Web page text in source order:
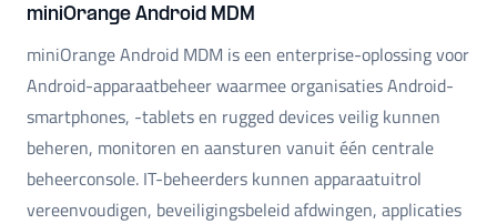
miniOrange Android MDM
miniOrange Android MDM is een enterprise-oplossing voor
Android-apparaatbeheer waarmee organisaties Android-
smartphones, -tablets en rugged devices veilig kunnen
beheren, monitoren en aansturen vanuit één centrale
beheerconsole. IT-beheerders kunnen apparaatuitrol
vereenvoudigen, beveiligingsbeleid afdwingen, applicaties